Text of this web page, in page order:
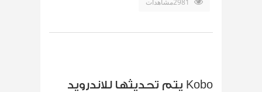
Kobo يتم تحديثها للاندرويد